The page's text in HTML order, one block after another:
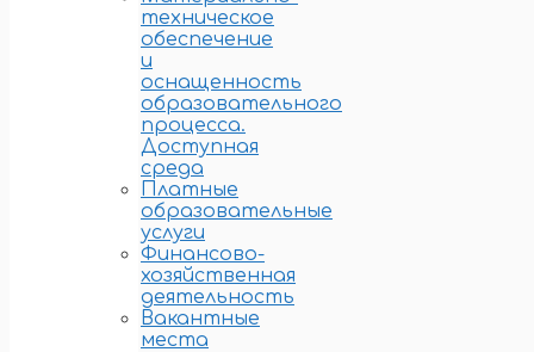
техническое
обеспечение
и
оснащенность
образовательного
процесса.
Доступная
среда
Платные
образовательные
услуги
Финансово-
хозяйственная
деятельность
Вакантные
места